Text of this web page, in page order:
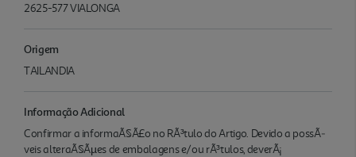
2625-577 VIALONGA
Origem
TAILANDIA
Informação Adicional
Confirmar a informaÃ§Ã£o no RÃ³tulo do Artigo. Devido a possÃ­
veis alteraÃ§Ãµes de embalagens e/ou rÃ³tulos, deverÃ¡